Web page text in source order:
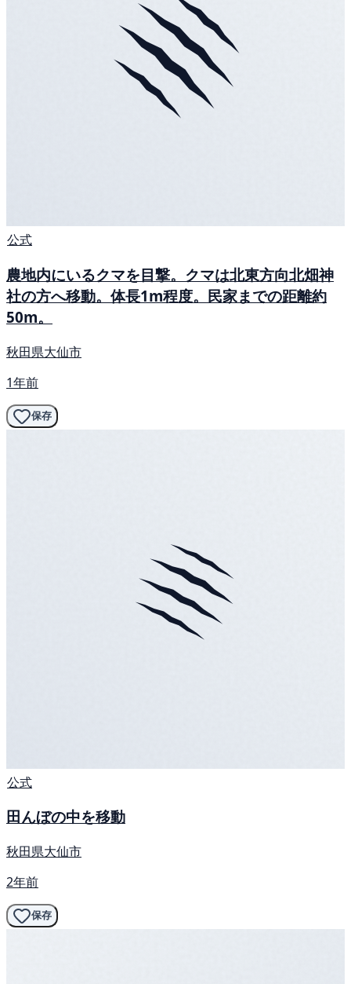
公式
農地内にいるクマを目撃。クマは北東方向北畑神
社の方へ移動。体長1m程度。民家までの距離約
50m。
秋田県大仙市
1年前
保存
公式
田んぼの中を移動
秋田県大仙市
2年前
保存